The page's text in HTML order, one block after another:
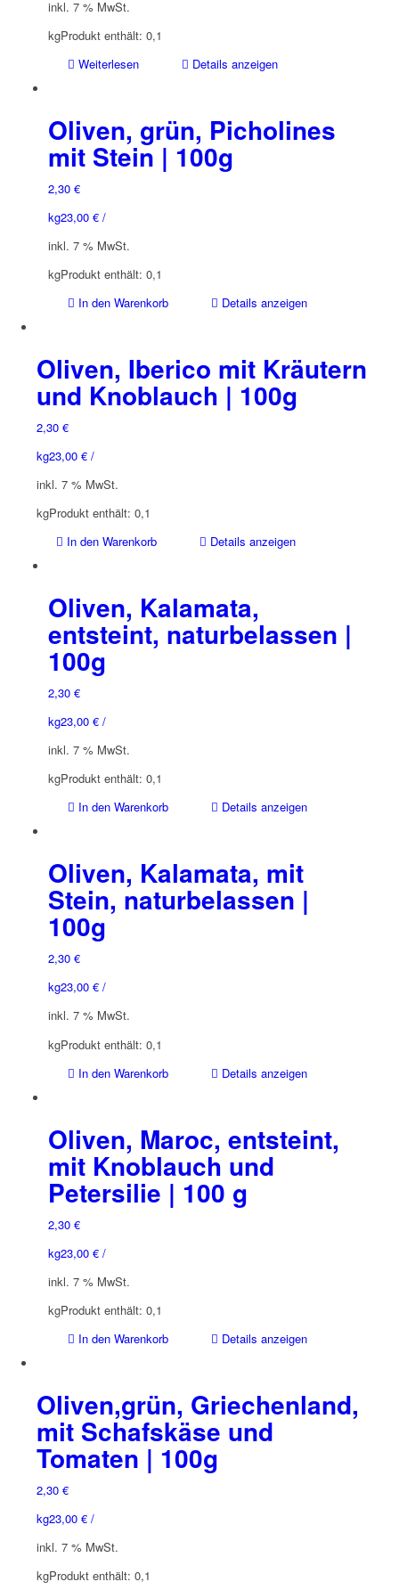
inkl. 7 % MwSt.
Produkt enthält: 0,1
kg
Weiterlesen
Details anzeigen
Oliven, grün, Picholines
mit Stein | 100g
2,30 €
23,00 €/
kg
inkl. 7 % MwSt.
Produkt enthält: 0,1
kg
In den Warenkorb
Details anzeigen
Oliven, Iberico mit Kräutern
und Knoblauch | 100g
2,30 €
23,00 €/
kg
inkl. 7 % MwSt.
Produkt enthält: 0,1
kg
In den Warenkorb
Details anzeigen
Oliven, Kalamata,
entsteint, naturbelassen |
100g
2,30 €
23,00 €/
kg
inkl. 7 % MwSt.
Produkt enthält: 0,1
kg
In den Warenkorb
Details anzeigen
Oliven, Kalamata, mit
Stein, naturbelassen |
100g
2,30 €
23,00 €/
kg
inkl. 7 % MwSt.
Produkt enthält: 0,1
kg
In den Warenkorb
Details anzeigen
Oliven, Maroc, entsteint,
mit Knoblauch und
Petersilie | 100 g
2,30 €
23,00 €/
kg
inkl. 7 % MwSt.
Produkt enthält: 0,1
kg
In den Warenkorb
Details anzeigen
Oliven,grün, Griechenland,
mit Schafskäse und
Tomaten | 100g
2,30 €
23,00 €/
kg
inkl. 7 % MwSt.
Produkt enthält: 0,1
kg